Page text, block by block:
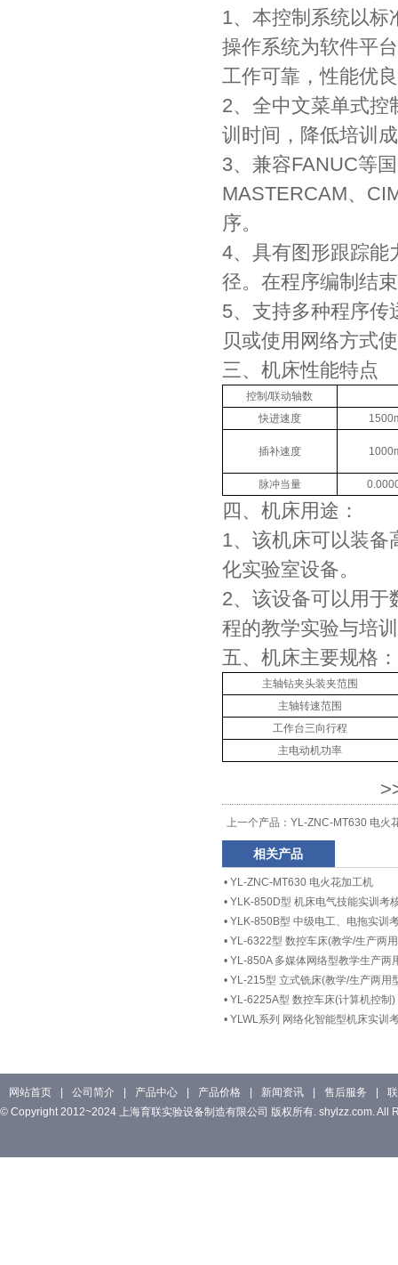
1、本控制系统以标
操作系统为软件平
工作可靠，性能优
2、全中文菜单式控
训时间，降低培训
3、兼容FANUC等
MASTERCAM、
序。
4、具有图形跟踪能
径。在程序编制结
5、支持多种程序传
贝或使用网络方式
三、机床性能特点
控制/联动轴数
快进速度
插补速度
脉冲当量
四、机床用途：
1、该机床可以装备
化实验室设备。
2、该设备可以用于
程的教学实验与培
五、机床主要规格：
主轴钻夹头装夹范围
主轴转速范围
工作台三向行程
主电动机功率
上一个产品： YL-ZNC-MT630 电火
相关产品
• YL-ZNC-MT630 电火花加工机
• YLK-850D型 机床电气技能实训考
• YLK-850B型 中级电工、电拖实训
• YL-6322型 数控车床(教学/生产两
• YL-850A 多媒体网络型教学生产两
• YL-215型 立式铣床(教学/生产两用
• YL-6225A型 数控车床(计算机控制)
• YLWL系列 网络化智能型机床实训
网站首页 公司简介 产品中心 产品价格 新闻资讯 售后服务
© Copyright 2012~2024 上海育联实验设备制造有限公司 版权所有. shylzz.com. All